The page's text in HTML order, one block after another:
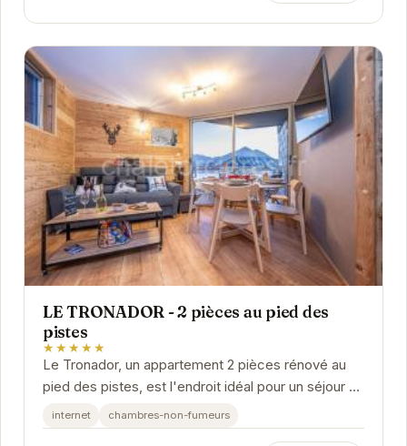
LE TRONADOR - 2 pièces au pied des
pistes
★★★★★
Le Tronador, un appartement 2 pièces rénové au
pied des pistes, est l'endroit idéal pour un séjour à
la montagne. Il offre confort et...
internet chambres-non-fumeurs